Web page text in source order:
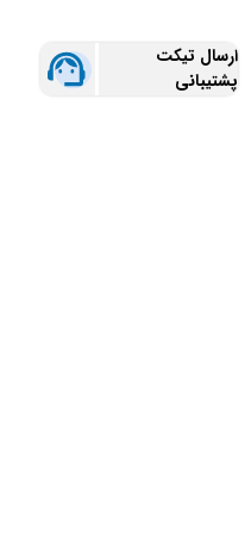
ارسال تیکت
پشتیبانی